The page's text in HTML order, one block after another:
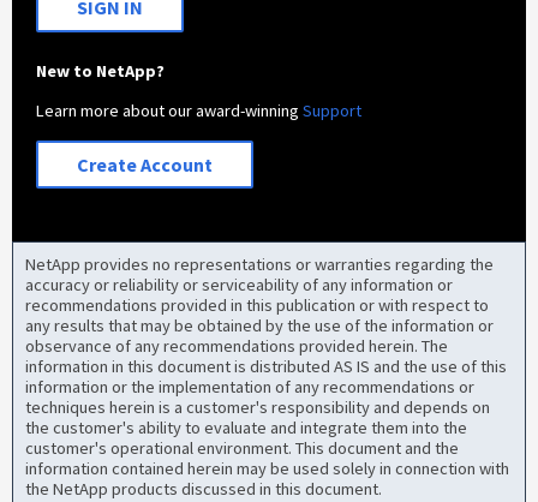
SIGN IN
New to NetApp?
Learn more about our award-winningSupport
Create Account
NetApp provides no representations or warranties regarding the
accuracy or reliability or serviceability of any information or
recommendations provided in this publication or with respect to
any results that may be obtained by the use of the information or
observance of any recommendations provided herein. The
information in this document is distributed AS IS and the use of this
information or the implementation of any recommendations or
techniques herein is a customer's responsibility and depends on
the customer's ability to evaluate and integrate them into the
customer's operational environment. This document and the
information contained herein may be used solely in connection with
the NetApp products discussed in this document.